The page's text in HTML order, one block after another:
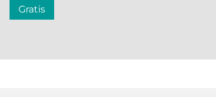
Gratis